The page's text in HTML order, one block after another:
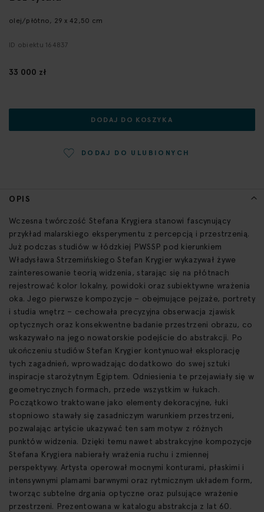
galerii
OPIS
Wczesna twórczość Stefana Krygiera stanowi fascynujący
przykład malarskiego eksperymentu z percepcją i przestrzenią.
Już podczas studiów w łódzkiej PWSSP pod kierunkiem
Władysława Strzemińskiego Stefan Krygier wykazywał żywe
zainteresowanie teorią widzenia, starając się na płótnach
rejestrować kolor lokalny, powidoki oraz subiektywne wrażenia
oka. Jego pierwsze kompozycje – obejmujące pejzaże, portrety
i studia wnętrz – cechowała precyzyjna obserwacja zjawisk
optycznych oraz konsekwentne badanie przestrzeni obrazu, co
wskazywało na jego nowatorskie podejście do abstrakcji. Po
ukończeniu studiów Stefan Krygier kontynuował eksplorację
tych zagadnień, wprowadzając dodatkowo do swej sztuki
inspiracje starożytnym Egiptem. Odniesienia te przejawiały się w
geometrycznych formach, przede wszystkim w łukach.
Początkowo traktowane jako elementy dekoracyjne, łuki
stopniowo stawały się zasadniczym warunkiem przestrzeni,
pozwalając artyście ukazywać ten sam motyw z różnych
punktów widzenia. Dzięki temu nawet abstrakcyjne kompozycje
Stefana Krygiera nabierały wrażenia ruchu i zmiennej
perspektywy. Artysta operował mocnymi konturami, płaskimi i
intensywnymi plamami barwnymi oraz rytmicznym układem form,
tworząc subtelne drgania optyczne oraz pulsujące wrażenie
przestrzeni. Prezentowana w katalogu abstrakcja z lat 60.
olej/płótno, 29 x 42,50 cm
ID obiektu 164837
33 000 zł
DODAJ DO KOSZYKA
DODAJ DO ULUBIONYCH